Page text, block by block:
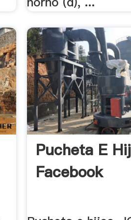
Pucheta E
Facebook